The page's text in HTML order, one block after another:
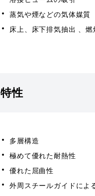
蒸気や煙などの気体媒質
床上、床下排気抽出 、
特性
多層構造
極めて優れた耐熱性
優れた屈曲性
外周スチールガイドによ